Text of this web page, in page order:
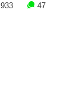
933 47